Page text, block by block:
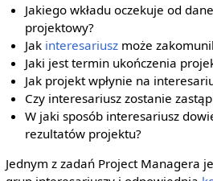
Jakiego wkładu oczekuje od
projektowy?
Jak interesariusz może
Jaki jest termin ukończenia
Jak projekt wpłynie na
Czy interesariusz zostanie
W jaki sposób interesariusz
rezultatów projektu?
Jednym z zadań Project Managera